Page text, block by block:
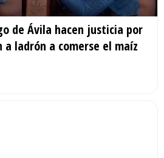
de Ávila hacen justicia por
ladrón a comerse el maíz